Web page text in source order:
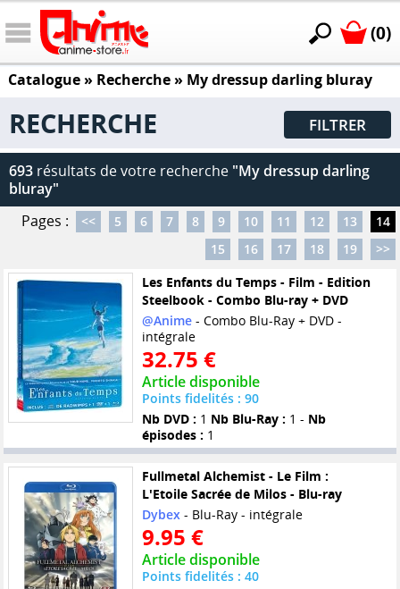
(0)
Catalogue» Recherche » My dressup darling bluray
RECHERCHE FILTRER
693 résultats de votre recherche "My dressup darling
bluray"
Pages :
<< 5 6 7 8 9 10 11 12 13
14
15
16 17 18 19
>>
Les Enfants du Temps - Film - Edition
Steelbook - Combo Blu-ray + DVD
@Anime- Combo Blu-Ray + DVD -
intégrale
32.75 €
Article disponible
Points fidelités : 90
Nb DVD : 1 Nb Blu-Ray : 1 - Nb
épisodes : 1
Fullmetal Alchemist - Le Film :
L'Etoile Sacrée de Milos - Blu-ray
Dybex- Blu-Ray - intégrale
9.95 €
Article disponible
Points fidelités : 40